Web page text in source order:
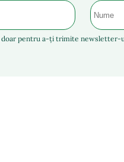
pentru a-ți trimite newsletter-